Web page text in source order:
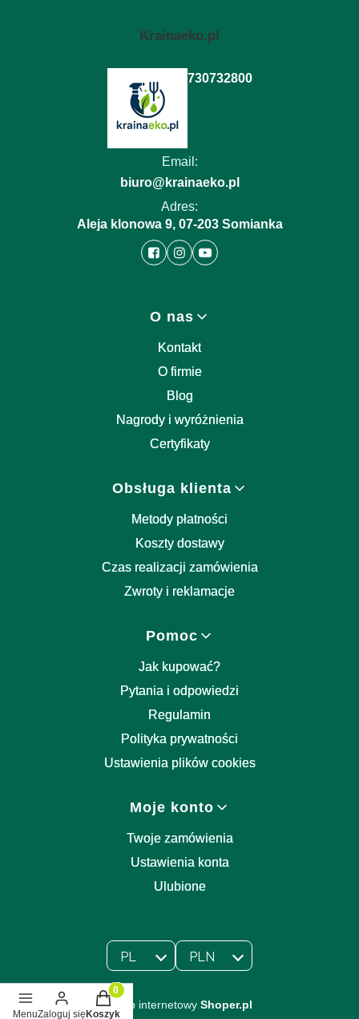
Krainaeko.pl
730732800
Email:
biuro@krainaeko.pl
Adres:
Aleja klonowa 9, 07-203 Somianka
O nas
Kontakt
O firmie
Blog
Nagrody i wyróżnienia
Certyfikaty
Obsługa klienta
Metody płatności
Koszty dostawy
Czas realizacji zamówienia
Zwroty i reklamacje
Pomoc
Jak kupować?
Pytania i odpowiedzi
Regulamin
Polityka prywatności
Ustawienia plików cookies
Moje konto
Twoje zamówienia
Ustawienia konta
Ulubione
Wybrany język:
PL
polski Wybrana waluta:
PLN
Sklep internetowy Shoper.pl
MenuZaloguj się
Produkty w koszyku: 0. Zobacz szczegóły
Koszyk